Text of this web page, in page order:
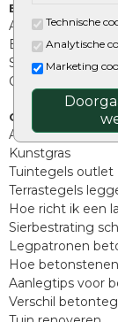
Technische
Analytische
Marketing
Extra
Afwatering en
Beplantings en
Split, grind en
Oprit tegels
Overig
Aanbiedingen
Kunstgras
Tuintegels outlet
Terrastegels
Hoe richt ik een
Sierbestrating
Legpatronen
Hoe
Aanlegtips voor
Verschil